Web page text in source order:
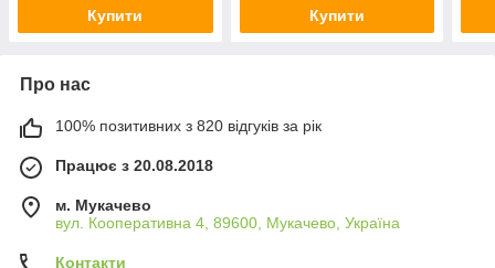
Купити Купити
Про нас
100% позитивних з 820 відгуків за рік
Працює з 20.08.2018
м. Мукачево
вул. Кооперативна 4, 89600, Мукачево, Україна
Контакти